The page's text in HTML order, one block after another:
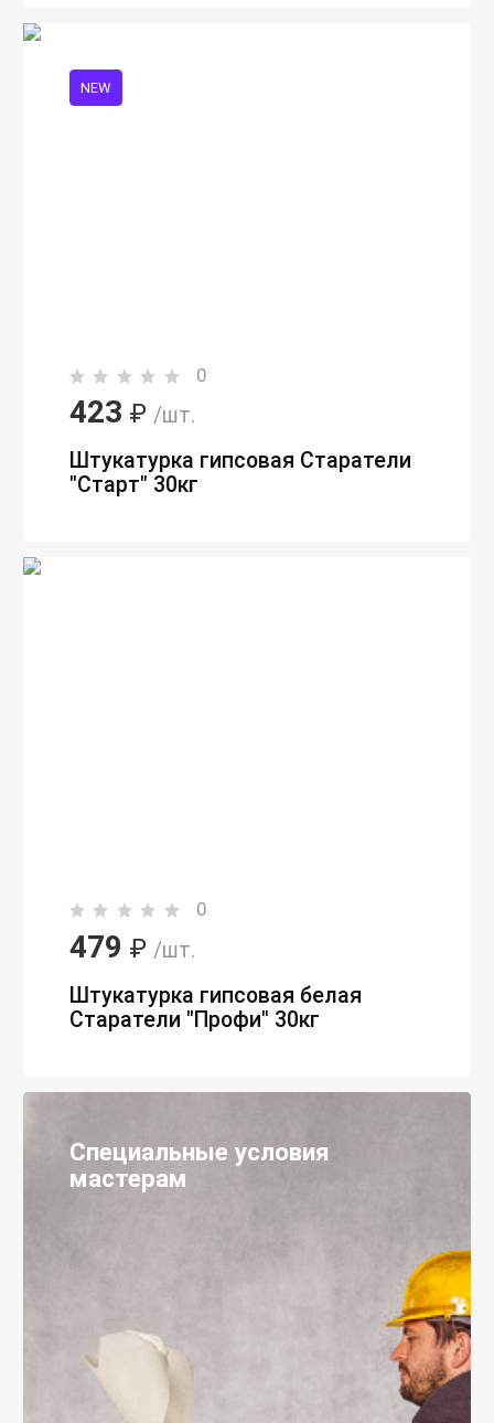
NEW
0
423 ₽ /шт.
Штукатурка гипсовая Старатели
"Старт" 30кг
0
479 ₽ /шт.
Штукатурка гипсовая белая
Старатели "Профи" 30кг
Специальные условия
мастерам